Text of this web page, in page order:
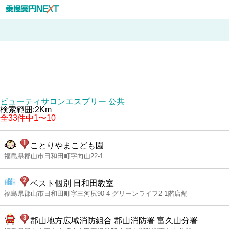
ビューティサロンエスプリー 公共
検索範囲:2Km
全33件中1〜10
ことりやまこども園
福島県郡山市日和田町字向山22-1
ベスト個別 日和田教室
福島県郡山市日和田町字三河尻90-4 グリーンライフ2-1階店舗
郡山地方広域消防組合 郡山消防署 富久山分署